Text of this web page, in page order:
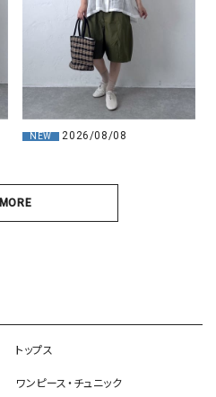
NEW 2026/08/08
MORE
トップス
ワンピース・チュニック